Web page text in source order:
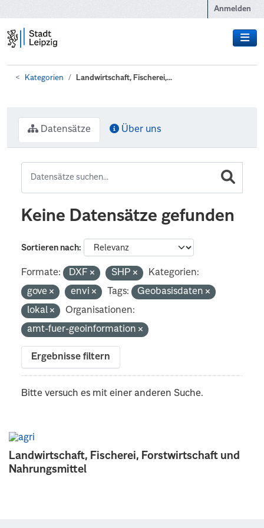
Anmelden
Kategorien Landwirtschaft, Fischerei,...
Landwirtschaft, Fischerei, Forstwirtschaft und
Nahrungsmittel
Datensätze Über uns
Keine Datensätze gefunden
Sortieren nach
Formate: DXF SHP
Kategorien:
gove
envi Tags:
Geobasisdaten
lokal
Organisationen:
amt-fuer-geoinformation
Ergebnisse filtern
Bitte versuch es mit einer anderen Suche.